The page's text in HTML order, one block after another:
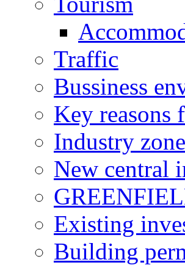
Traffic
Bussiness
Key reasons
Industry
New central
Existing
Building